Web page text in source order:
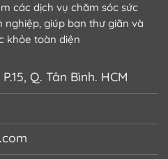
các dịch vụ chăm sóc sức
giúp bạn thư giãn và
khỏe toàn diện
Q. Tân Bình. HCM